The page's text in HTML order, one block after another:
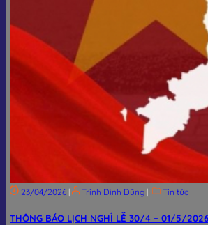
23/04/2026 | Trịnh Đình Dũng | Tin tức
THÔNG BÁO LỊCH NGHỈ LỄ 30/4 – 01/5/2026